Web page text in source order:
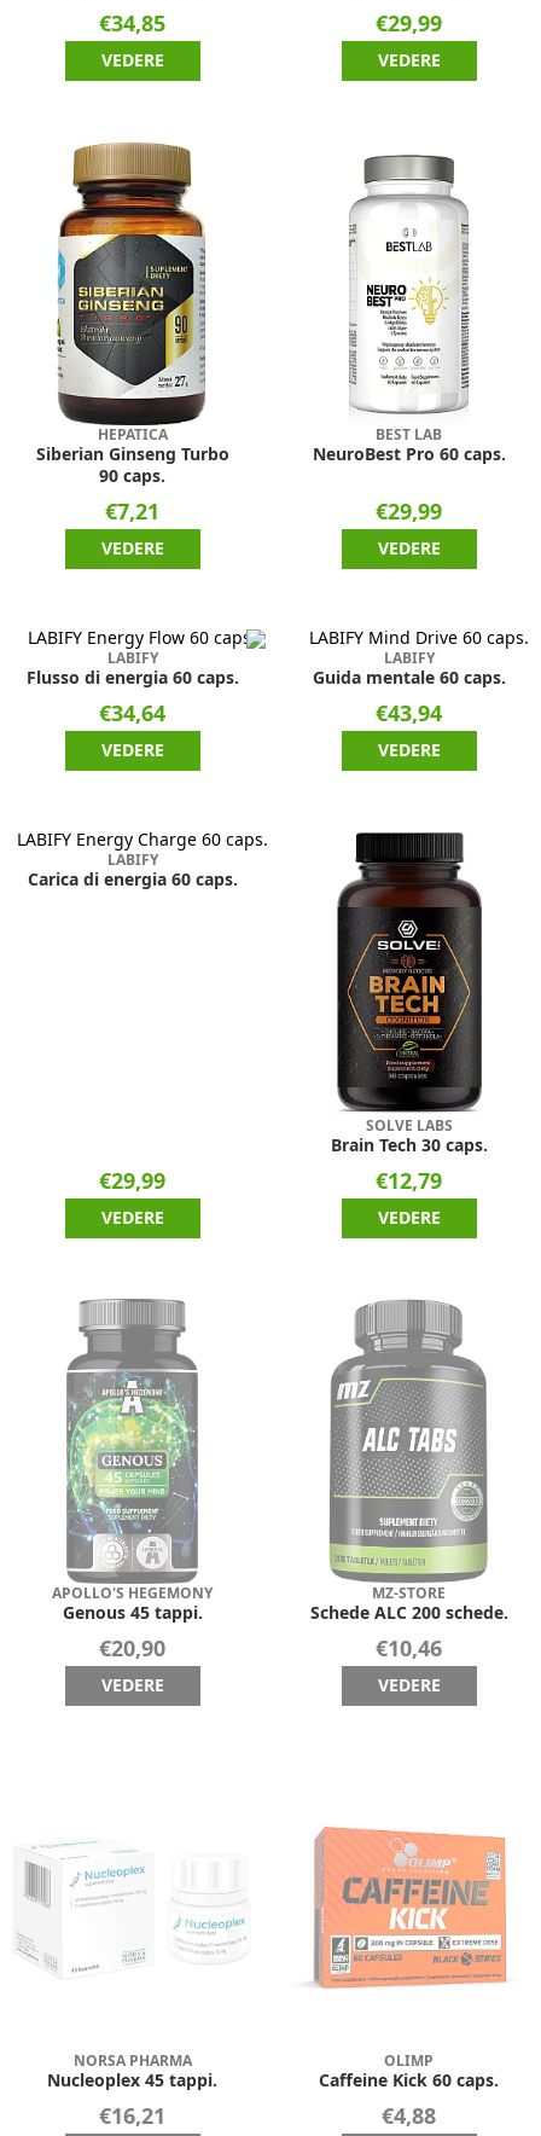
€34,85
VEDERE
€29,99
VEDERE
HEPATICA
Siberian Ginseng Turbo
90 caps.
€7,21
VEDERE
BEST LAB
NeuroBest Pro 60 caps.
€29,99
VEDERE
LABIFY
Flusso di energia 60 caps.
€34,64
VEDERE
LABIFY
Guida mentale 60 caps.
€43,94
VEDERE
LABIFY
Carica di energia 60 caps.
€29,99
VEDERE
SOLVE LABS
Brain Tech 30 caps.
€12,79
VEDERE
APOLLO'S HEGEMONY
Genous 45 tappi.
€20,90
VEDERE
MZ-STORE
Schede ALC 200 schede.
€10,46
VEDERE
NORSA PHARMA
Nucleoplex 45 tappi.
€16,21
OLIMP
Caffeine Kick 60 caps.
€4,88